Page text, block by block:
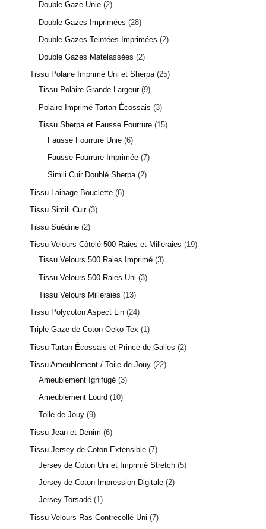
Double Gaze Unie 2
Double Gazes Imprimées
28
Double Gazes Teintées Imprimées
2
Double Gazes Matelassées 2
Tissu Polaire Imprimé Uni et Sherpa 25
Tissu Polaire Grande Largeur 9
Polaire Imprimé Tartan Écossais 3
Tissu Sherpa et Fausse Fourrure 15
Fausse Fourrure Unie 6
Fausse Fourrure Imprimée 7
Simili Cuir Doublé Sherpa 2
Tissu Lainage Bouclette 6
Tissu Simili Cuir 3
Tissu Suédine 2
Tissu Velours Côtelé 500 Raies et Milleraies
19
Tissu Velours 500 Raies Imprimé 3
Tissu Velours 500 Raies Uni 3
Tissu Velours Milleraies
13
Tissu Polycoton Aspect Lin 24
Triple Gaze de Coton Oeko Tex
1
Tissu Tartan Écossais et Prince de Galles
2
Tissu Ameublement / Toile de Jouy 22
Ameublement Ignifugé 3
Ameublement Lourd
10
Toile de Jouy 9
Tissu Jean et Denim 6
Tissu Jersey de Coton Extensible 7
Jersey de Coton Uni et Imprimé Stretch 5
Jersey de Coton Impression Digitale 2
Jersey Torsadé 1
Tissu Velours Ras Contrecollé Uni 7